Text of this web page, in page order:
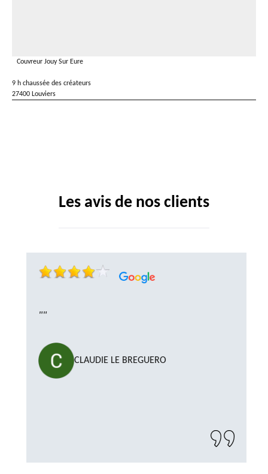
Couvreur Jouy Sur Eure
9 h chaussée des créateurs
27400 Louviers
Les avis de nos clients
""
CLAUDIE LE BREGUERO